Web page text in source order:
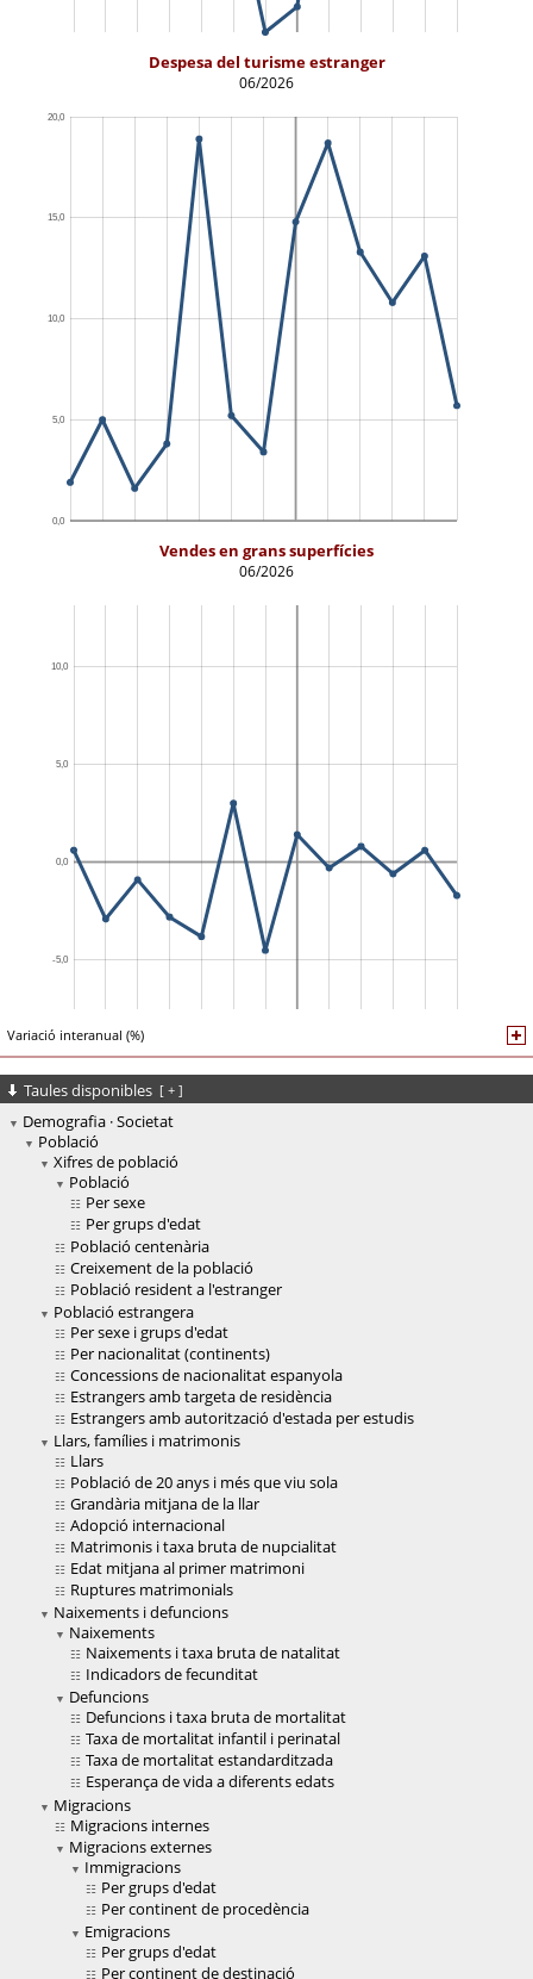
Despesa del turisme estranger
06/2026
Vendes en grans superfícies
06/2026
Variació interanual (%)
Taules disponibles [ + ]
Demografia · Societat
Població
Xifres de població
Població
Per sexe
Per grups d'edat
Població centenària
Creixement de la població
Població resident a l'estranger
Població estrangera
Per sexe i grups d'edat
Per nacionalitat (continents)
Concessions de nacionalitat espanyola
Estrangers amb targeta de residència
Estrangers amb autorització d'estada per estudis
Llars, famílies i matrimonis
Llars
Població de 20 anys i més que viu sola
Grandària mitjana de la llar
Adopció internacional
Matrimonis i taxa bruta de nupcialitat
Edat mitjana al primer matrimoni
Ruptures matrimonials
Naixements i defuncions
Naixements
Naixements i taxa bruta de natalitat
Indicadors de fecunditat
Defuncions
Defuncions i taxa bruta de mortalitat
Taxa de mortalitat infantil i perinatal
Taxa de mortalitat estandarditzada
Esperança de vida a diferents edats
Migracions
Migracions internes
Migracions externes
Immigracions
Per grups d'edat
Per continent de procedència
Emigracions
Per grups d'edat
Per continent de destinació